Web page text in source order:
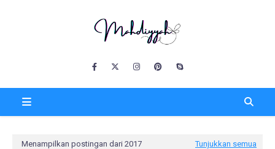
Menampilkan postingan dari 2017 Tunjukkan semua